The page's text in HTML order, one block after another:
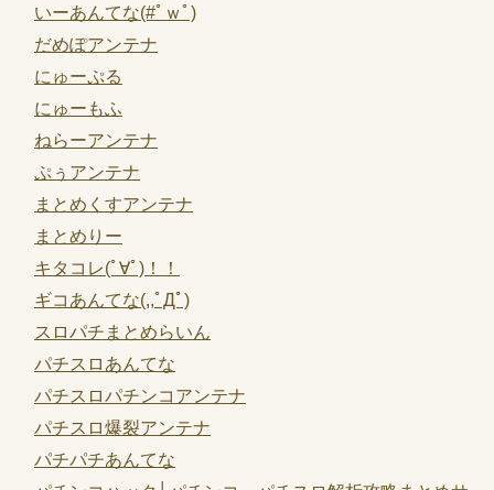
いーあんてな(#ﾟｗﾟ)
だめぽアンテナ
にゅーぷる
にゅーもふ
ねらーアンテナ
ぷぅアンテナ
まとめくすアンテナ
まとめりー
キタコレ(ﾟ∀ﾟ)！！
ギコあんてな(,,ﾟДﾟ)
スロパチまとめらいん
パチスロあんてな
パチスロパチンコアンテナ
パチスロ爆裂アンテナ
パチパチあんてな